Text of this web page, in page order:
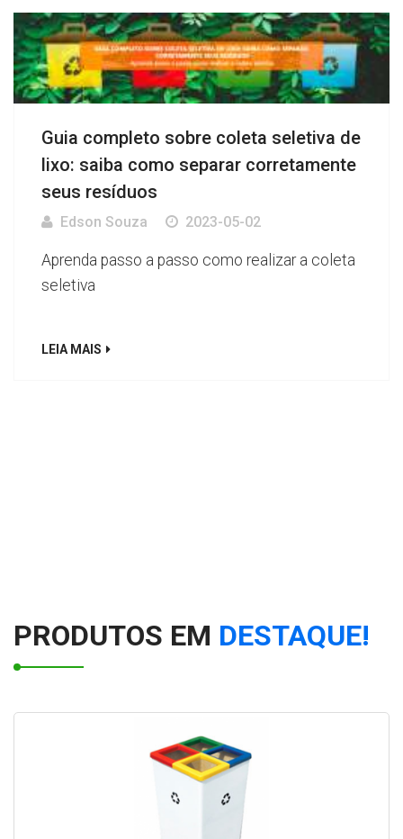
Guia completo sobre coleta seletiva de
lixo: saiba como separar corretamente
seus resíduos
Edson Souza 2023-05-02
Aprenda passo a passo como realizar a coleta
seletiva
LEIA MAIS
PRODUTOS EM DESTAQUE!